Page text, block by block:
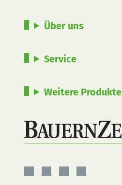
Über uns
Service
Weitere Produkte